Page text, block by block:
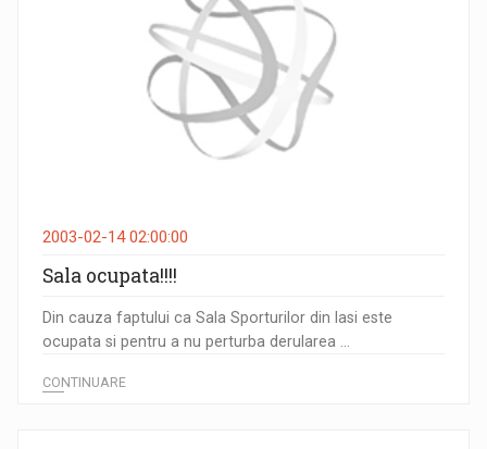
2003-02-14 02:00:00
Sala ocupata!!!!
Din cauza faptului ca Sala Sporturilor din Iasi este
ocupata si pentru a nu perturba derularea ...
CONTINUARE